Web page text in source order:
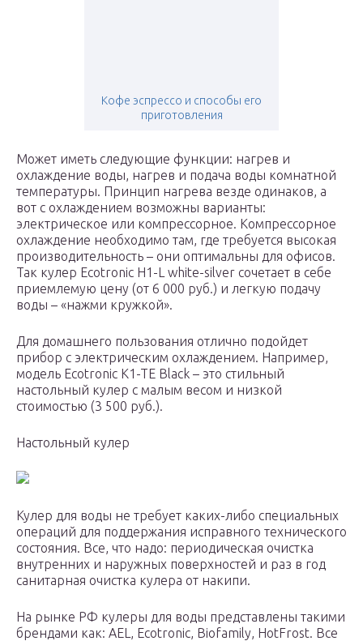
Кофе эспрессо и способы его
приготовления
Может иметь следующие функции: нагрев и
охлаждение воды, нагрев и подача воды комнатной
температуры. Принцип нагрева везде одинаков, а
вот с охлаждением возможны варианты:
электрическое или компрессорное. Компрессорное
охлаждение необходимо там, где требуется высокая
производительность – они оптимальны для офисов.
Так кулер Ecotronic H1-L white-silver сочетает в себе
приемлемую цену (от 6 000 руб.) и легкую подачу
воды – «нажми кружкой».
Для домашнего пользования отлично подойдет
прибор с электрическим охлаждением. Например,
модель Ecotronic K1-TE Black – это стильный
настольный кулер с малым весом и низкой
стоимостью (3 500 руб.).
Настольный кулер
Кулер для воды не требует каких-либо специальных
операций для поддержания исправного технического
состояния. Все, что надо: периодическая очистка
внутренних и наружных поверхностей и раз в год
санитарная очистка кулера от накипи.
На рынке РФ кулеры для воды представлены такими
брендами как: AEL, Ecotronic, Biofamily, HotFrost. Все